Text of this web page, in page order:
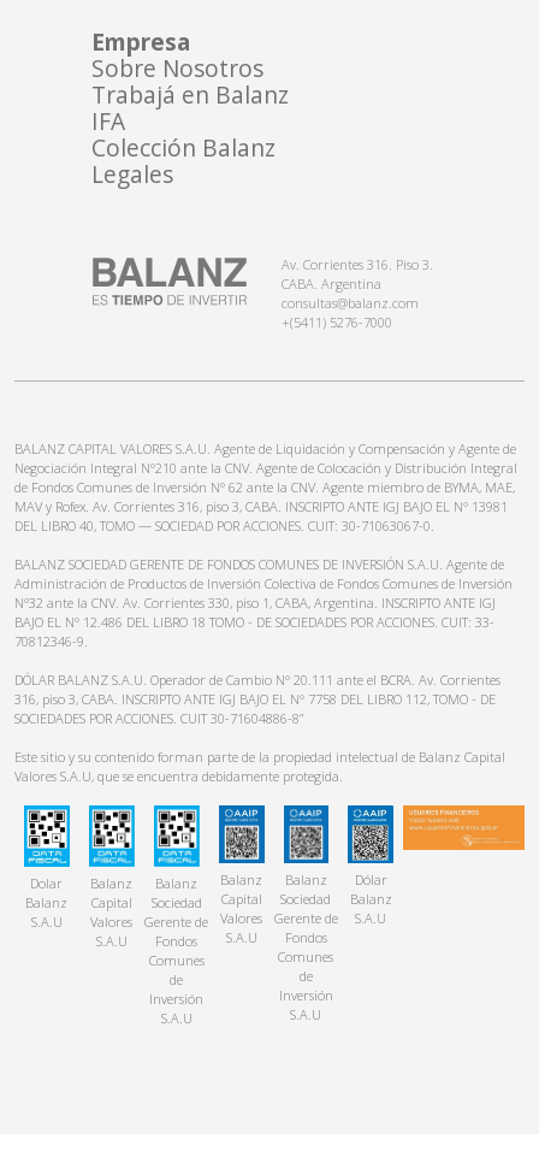
Av. Corrientes 316. Piso 3.
CABA. Argentina
consultas@balanz.com
+(5411) 5276-7000
Empresa
Sobre Nosotros
Trabajá en Balanz
IFA
Colección Balanz
Legales
BALANZ CAPITAL VALORES S.A.U. Agente de Liquidación y Compensación y Agente de
Negociación Integral N°210 ante la CNV. Agente de Colocación y Distribución Integral
de Fondos Comunes de Inversión N° 62 ante la CNV. Agente miembro de BYMA, MAE,
MAV y Rofex. Av. Corrientes 316, piso 3, CABA. INSCRIPTO ANTE IGJ BAJO EL N° 13981
DEL LIBRO 40, TOMO — SOCIEDAD POR ACCIONES. CUIT: 30-71063067-0.
BALANZ SOCIEDAD GERENTE DE FONDOS COMUNES DE INVERSIÓN S.A.U. Agente de
Administración de Productos de Inversión Colectiva de Fondos Comunes de Inversión
N°32 ante la CNV. Av. Corrientes 330, piso 1, CABA, Argentina. INSCRIPTO ANTE IGJ
BAJO EL N° 12.486 DEL LIBRO 18 TOMO - DE SOCIEDADES POR ACCIONES. CUIT: 33-
70812346-9.
DÓLAR BALANZ S.A.U. Operador de Cambio N° 20.111 ante el BCRA. Av. Corrientes
316, piso 3, CABA. INSCRIPTO ANTE IGJ BAJO EL N° 7758 DEL LIBRO 112, TOMO - DE
SOCIEDADES POR ACCIONES. CUIT 30-71604886-8”
Este sitio y su contenido forman parte de la propiedad intelectual de Balanz Capital
Valores S.A.U, que se encuentra debidamente protegida.
Dolar
Balanz
S.A.U
Balanz
Capital
Valores
S.A.U
Balanz
Sociedad
Gerente de
Fondos
Comunes
de
Inversión
S.A.U
Balanz
Capital
Valores
S.A.U
Balanz
Sociedad
Gerente de
Fondos
Comunes
de
Inversión
S.A.U
Dólar
Balanz
S.A.U